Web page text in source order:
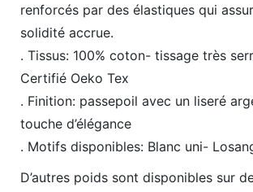
renforcés par des élastiques qui
solidité accrue.
. Tissus: 100% coton- tissage très
Certifié Oeko Tex
. Finition: passepoil avec un liseré
touche d’élégance
. Motifs disponibles: Blanc uni-
D’autres poids sont disponibles sur